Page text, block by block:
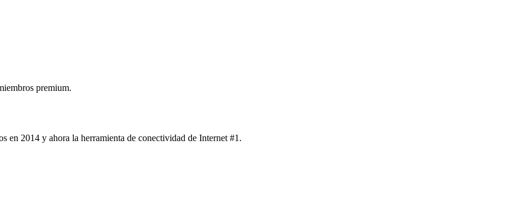
premium.
en 2014 y ahora la herramienta de conectividad de Internet #1.